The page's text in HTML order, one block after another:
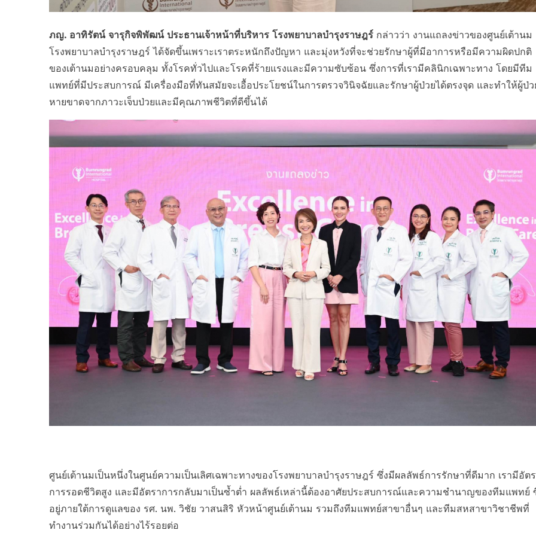
ภญ. อาทิรัตน์ จารุกิจพิพัฒน์ ประธานเจ้าหน้าที่บริหาร โรงพยาบาลบำรุงราษฎร์ กล่าวว่า งานแถลงข่าวของศูนย์เต้านม
โรงพยาบาลบำรุงราษฎร์ ได้จัดขึ้นเพราะเราตระหนักถึงปัญหา และมุ่งหวังที่จะช่วยรักษาผู้ที่มีอาการหรือมีความผิดปกติ
ของเต้านมอย่างครอบคลุม ทั้งโรคทั่วไปและโรคที่ร้ายแรงและมีความซับซ้อน ซึ่งการที่เรามีคลินิกเฉพาะทาง โดยมีทีม
แพทย์ที่มีประสบการณ์ มีเครื่องมือที่ทันสมัยจะเอื้อประโยชน์ในการตรวจวินิจฉัยและรักษาผู้ป่วยได้ตรงจุด และทำให้ผู้ป่ว
หายขาดจากภาวะเจ็บป่วยและมีคุณภาพชีวิตที่ดีขึ้นได้
ศูนย์เต้านมเป็นหนึ่งในศูนย์ความเป็นเลิศเฉพาะทางของโรงพยาบาลบำรุงราษฎร์ ซึ่งมีผลลัพธ์การรักษาที่ดีมาก เรามีอัต
การรอดชีวิตสูง และมีอัตราการกลับมาเป็นซ้ำต่ำ ผลลัพธ์เหล่านี้ต้องอาศัยประสบการณ์และความชำนาญของทีมแพทย์
อยู่ภายใต้การดูแลของ รศ. นพ. วิชัย วาสนสิริ หัวหน้าศูนย์เต้านม รวมถึงทีมแพทย์สาขาอื่นๆ และทีมสหสาขาวิชาชีพที่
ทำงานร่วมกันได้อย่างไร้รอยต่อ